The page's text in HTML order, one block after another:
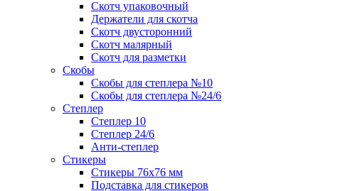
Скотч упаковочный
Держатели для скотча
Скотч двусторонний
Скотч малярный
Скотч для разметки
Скобы
Скобы для степлера №10
Скобы для степлера №24/6
Степлер
Степлер 10
Степлер 24/6
Анти-степлер
Стикеры
Стикеры 76x76 мм
Подставка для стикеров